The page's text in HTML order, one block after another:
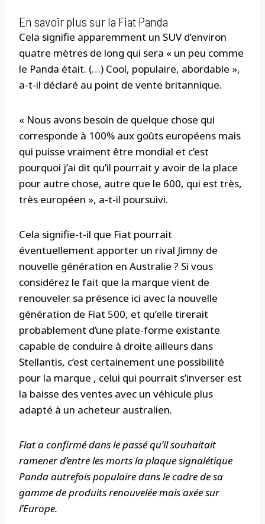
En savoir plus sur la Fiat Panda
Cela signifie apparemment un SUV d’environ
quatre mètres de long qui sera « un peu comme
le Panda était. (…) Cool, populaire, abordable »,
a-t-il déclaré au point de vente britannique.
« Nous avons besoin de quelque chose qui
corresponde à 100% aux goûts européens mais
qui puisse vraiment être mondial et c’est
pourquoi j’ai dit qu’il pourrait y avoir de la place
pour autre chose, autre que le 600, qui est très,
très européen », a-t-il poursuivi.
Cela signifie-t-il que Fiat pourrait
éventuellement apporter un rival Jimny de
nouvelle génération en Australie ? Si vous
considérez le fait que la marque vient de
renouveler sa présence ici avec la nouvelle
génération de Fiat 500, et qu’elle tirerait
probablement d’une plate-forme existante
capable de conduire à droite ailleurs dans
Stellantis, c’est certainement une possibilité
pour la marque , celui qui pourrait s’inverser est
la baisse des ventes avec un véhicule plus
adapté à un acheteur australien.
Fiat a confirmé dans le passé qu’il souhaitait
ramener d’entre les morts la plaque signalétique
Panda autrefois populaire dans le cadre de sa
gamme de produits renouvelée mais axée sur
l’Europe.